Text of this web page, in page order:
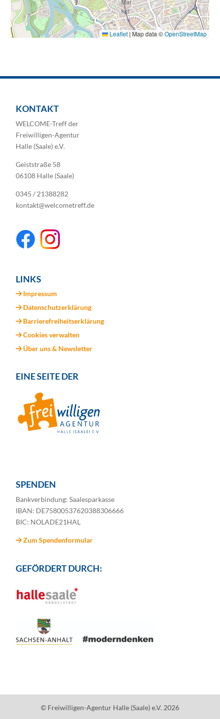
Leaflet | Map data ©OpenStreetMap
KONTAKT
WELCOME-Treff der
Freiwilligen-Agentur
Halle (Saale) e.V.
Geiststraße 58
06108 Halle (Saale)
0345 / 21388282
kontakt@welcometreff.de
LINKS
Impressum
Datenschutzerklärung
Barrierefreiheitserklärung
Cookies verwalten
Über uns & Newsletter
EINE SEITE DER
SPENDEN
Bankverbindung: Saalesparkasse
IBAN: DE75800537620388306666
BIC: NOLADE21HAL
Zum Spendenformular
GEFÖRDERT DURCH:
© Freiwilligen-Agentur Halle (Saale) e.V. 2026